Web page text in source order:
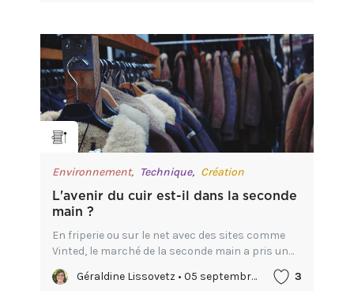
Environnement, Technique, Création
L'avenir du cuir est-il dans la seconde
main ?
En friperie ou sur le net avec des sites comme
Vinted, le marché de la seconde main a pris un
essor certain depuis quelques années. Le sujet
du dérèglement climatique et de la préservation
Géraldine Lissovetz • 05 septembre 2022 3